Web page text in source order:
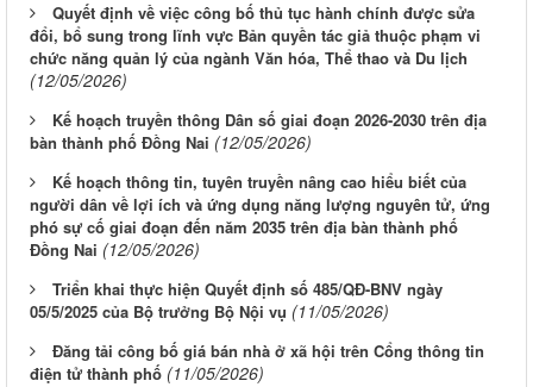
Quyết định về việc công bố thủ tục hành chính được sửa
đổi, bổ sung trong lĩnh vực Bản quyền tác giả thuộc phạm vi
chức năng quản lý của ngành Văn hóa, Thể thao và Du lịch
(12/05/2026)
Kế hoạch truyền thông Dân số giai đoạn 2026-2030 trên địa
bàn thành phố Đồng Nai (12/05/2026)
Kế hoạch thông tin, tuyên truyền nâng cao hiểu biết của
người dân về lợi ích và ứng dụng năng lượng nguyên tử, ứng
phó sự cố giai đoạn đến năm 2035 trên địa bàn thành phố
Đồng Nai (12/05/2026)
Triển khai thực hiện Quyết định số 485/QĐ-BNV ngày
05/5/2025 của Bộ trưởng Bộ Nội vụ (11/05/2026)
Đăng tải công bố giá bán nhà ở xã hội trên Cổng thông tin
điện tử thành phố (11/05/2026)